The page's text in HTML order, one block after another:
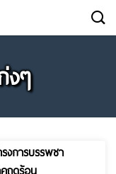
งๆ
งการบรรพชา
ฤดูร้อน